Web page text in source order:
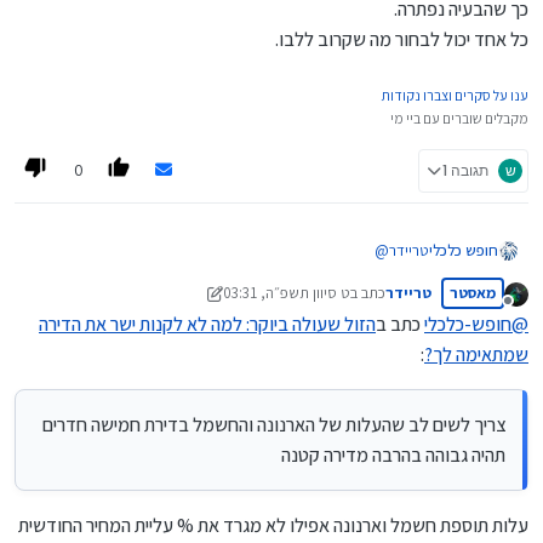
כלום, ובמקרה הגרוע על הדיירים לשאת בעלות היקר של חיזוק
המבנה המתפורר.
כך שהבעיה נפתרה.
כל אחד יכול לבחור מה שקרוב ללבו.
ענו על סקרים וצברו נקודות
מקבלים שוברים עם ביי מי
ש תגובה 1 0
חופש כלכלי @טריידר
צריך לשים לב שהעלות של הארנונה והחשמל בדירת חמישה חדרים
תהיה גבוהה בהרבה מדירה קטנה
למרות שאתה צודק לגמרי
מנותק
מאסטר טריידרכתב בט סיוון תשפ״ה, 03:31
נערך לאחרונה על ידי טריידרח אייר תשפ״ה, 04:37
@חופש-כלכליכתב בהזול שעולה ביוקר: למה לא לקנות ישר את הדירה
שמתאימה לך?:
צריך לשים לב שהעלות של הארנונה והחשמל בדירת חמישה חדרים
תהיה גבוהה בהרבה מדירה קטנה
עלות תוספת חשמל וארנונה אפילו לא מגרד את % עליית המחיר החודשית